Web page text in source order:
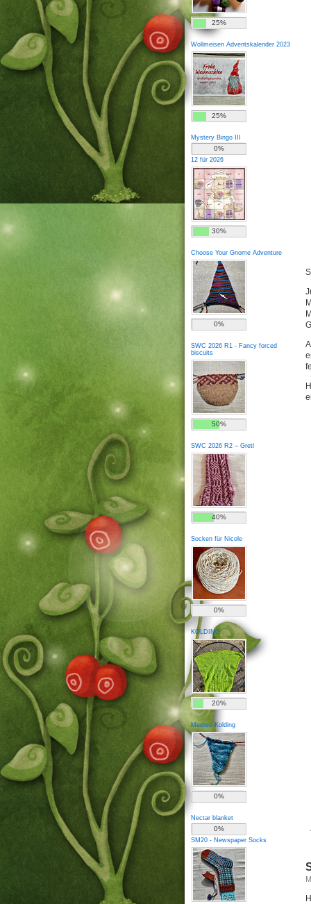
25%
Wollmeisen Adventskalender 2023
25%
Mystery Bingo III
0%
12 für 2026
30%
Choose Your Gnome Adventure
0%
SWC 2026 R1 - Fancy forced
biscuits
50%
SWC 2026 R2 – Gretl
40%
Socken für Nicole
0%
KOLDING
20%
Meeres Kolding
0%
Nectar blanket
0%
SM20 - Newspaper Socks